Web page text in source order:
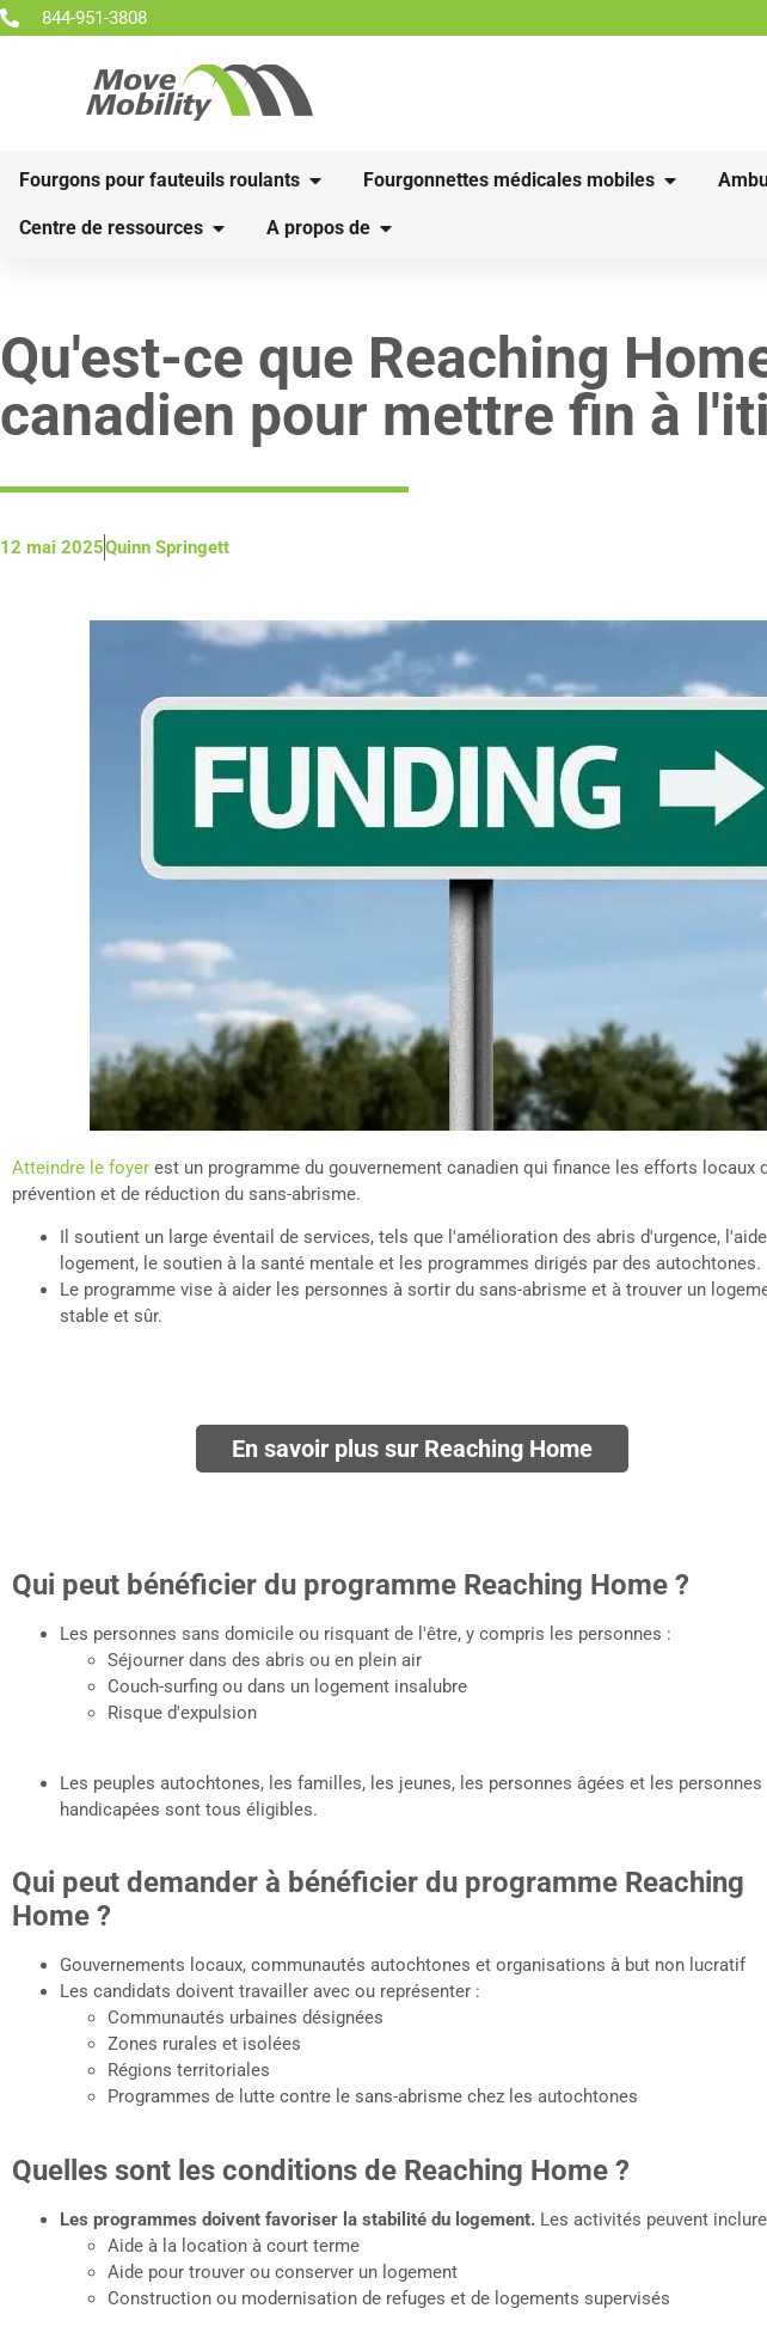
844-951-3808
Fourgons pour fauteuils roulants Fourgonnettes médicales mobiles
Centre de ressources A propos de
Qu'est-ce que Reaching
canadien pour mettre fin à
12 mai 2025Quinn Springett
Atteindre le foyer est un programme du gouvernement canadien qui finance les efforts locaux
prévention et de réduction du sans-abrisme.
Il soutient un large éventail de services, tels que l'amélioration des abris d'urgence,
logement, le soutien à la santé mentale et les programmes dirigés par des autochtones.
Le programme vise à aider les personnes à sortir du sans-abrisme et à trouver un
stable et sûr.
En savoir plus sur Reaching Home
Qui peut bénéficier du programme Reaching Home ?
Les personnes sans domicile ou risquant de l'être, y compris les personnes :
Séjourner dans des abris ou en plein air
Couch-surfing ou dans un logement insalubre
Risque d'expulsion
Les peuples autochtones, les familles, les jeunes, les personnes âgées et les personnes
handicapées sont tous éligibles.
Qui peut demander à bénéficier du programme Reaching
Home ?
Gouvernements locaux, communautés autochtones et organisations à but non lucratif
Les candidats doivent travailler avec ou représenter :
Communautés urbaines désignées
Zones rurales et isolées
Régions territoriales
Programmes de lutte contre le sans-abrisme chez les autochtones
Quelles sont les conditions de Reaching Home ?
Les programmes doivent favoriser la stabilité du logement. Les activités peuvent inclure
Aide à la location à court terme
Aide pour trouver ou conserver un logement
Construction ou modernisation de refuges et de logements supervisés